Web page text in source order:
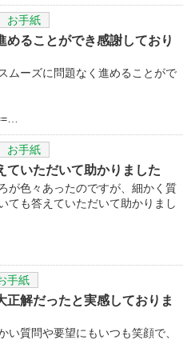
お手紙
めることができ感謝しており
ムーズに問題なく進めることがで
お手紙
ていただいて助かりました
が色々あったのですが、細かく質
ても答えていただいて助かりまし
手紙
解だったと実感しておりま
質問や要望にもいつも笑顔で、